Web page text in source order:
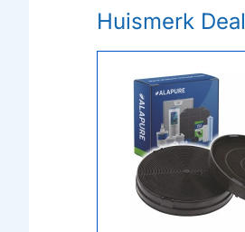
Huismerk Deal